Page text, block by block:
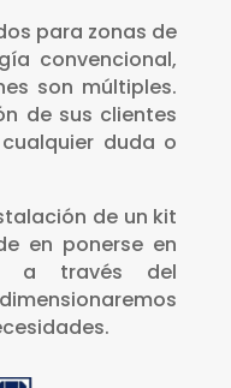
para zonas de
convencional,
son múltiples.
de sus clientes
duda o
de un kit
en ponerse en
a través del